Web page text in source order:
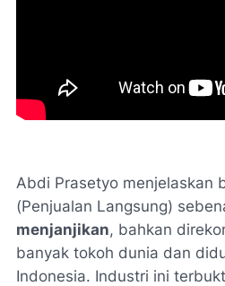
Abdi Prasetyo menjelaskan
(Penjualan Langsung)
menjanjikan, bahkan
banyak tokoh dunia dan
Indonesia. Industri ini